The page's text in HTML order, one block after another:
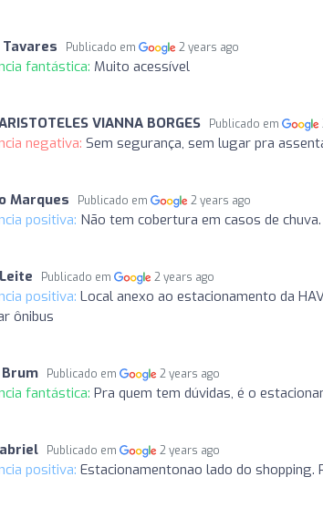
Publicado em 2 years ago
fantástica: Muito acessível
VIANNA BORGES Publicado em
negativa: Sem segurança, sem lugar pra
Marques Publicado em 2 years ago
positiva: Não tem cobertura em casos de chuva.
Publicado em 2 years ago
positiva: Local anexo ao estacionamento da
ônibus
Publicado em 2 years ago
fantástica: Pra quem tem dúvidas, é o
Publicado em 2 years ago
positiva: Estacionamentonao lado do shopping.